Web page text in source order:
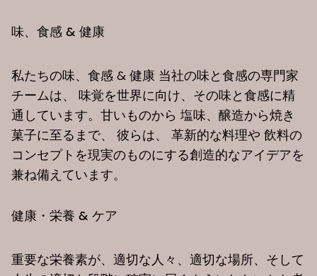
味、食感 & 健康
私たちの味、食感 & 健康 当社の味と食感の専門家
チームは、 味覚を世界に向け、その味と食感に精
通しています。甘いものから 塩味、醸造から焼き
菓子に至るまで、 彼らは、 革新的な料理や 飲料の
コンセプトを現実のものにする創造的なアイデアを
兼ね備えています。
健康・栄養 & ケア
重要な栄養素が、適切な人々、適切な場所、そして